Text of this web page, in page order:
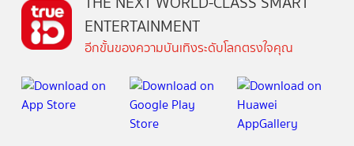
ENTERTAINMENT
อีกขั้นของความบันเทิงระดับโลกตรงใจคุณ